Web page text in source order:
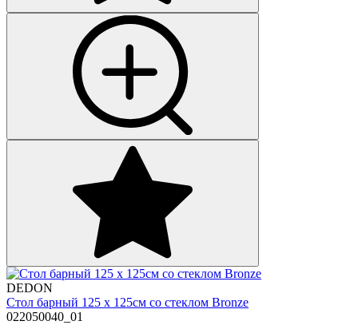
DEDON
Стол барный 125 х 125см со стеклом Bronze
022050040_01